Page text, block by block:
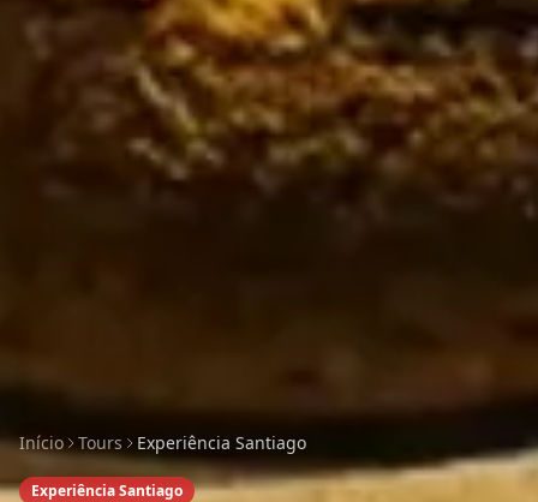
Início Tours Experiência Santiago
Experiência Santiago
📅 2 a 3 dias